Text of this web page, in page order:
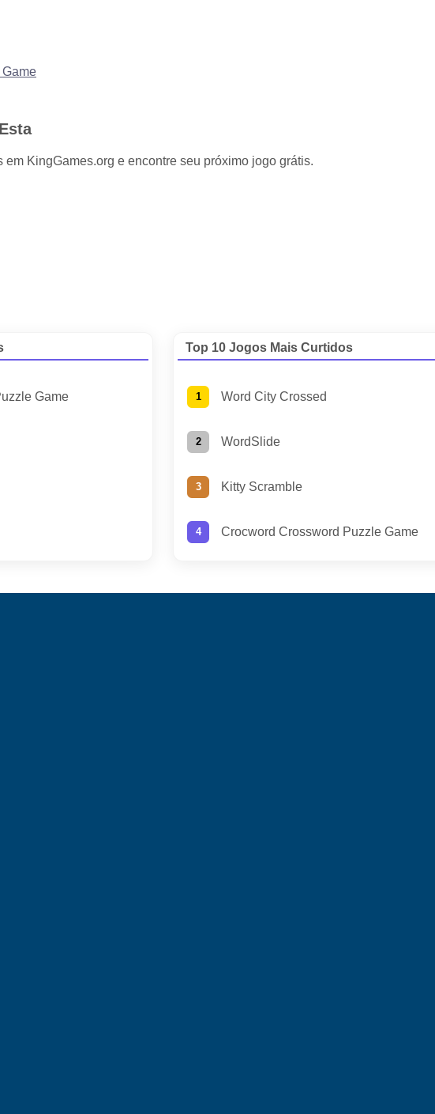
KingGames.org e encontre seu próximo jogo grátis.
Game
Top 10 Jogos Mais Curtidos
Word City Crossed
WordSlide
Kitty Scramble
Crocword Crossword Puzzle Game